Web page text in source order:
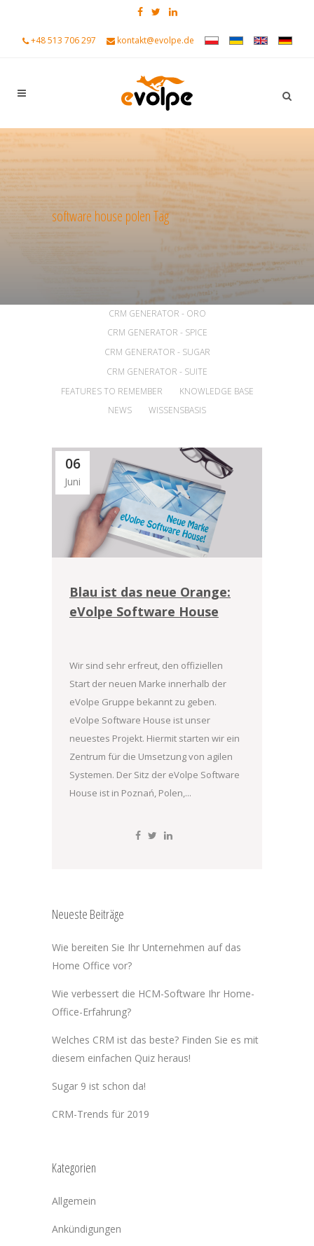
+48 513 706 297 kontakt@evolpe.de
software house polen Tag
ANKÜNDIGUNGEN
CRM GENERATOR - ORO
CRM GENERATOR - SPICE
CRM GENERATOR - SUGAR
CRM GENERATOR - SUITE
FEATURES TO REMEMBER
KNOWLEDGE BASE
NEWS
WISSENSBASIS
06
Juni
Blau ist das neue Orange:
eVolpe Software House
Wir sind sehr erfreut, den offiziellen
Start der neuen Marke innerhalb der
eVolpe Gruppe bekannt zu geben.
eVolpe Software House ist unser
neuestes Projekt. Hiermit starten wir ein
Zentrum für die Umsetzung von agilen
Systemen. Der Sitz der eVolpe Software
House ist in Poznań, Polen,...
Neueste Beiträge
Wie bereiten Sie Ihr Unternehmen auf das
Home Office vor?
Wie verbessert die HCM-Software Ihr Home-
Office-Erfahrung?
Welches CRM ist das beste? Finden Sie es mit
diesem einfachen Quiz heraus!
Sugar 9 ist schon da!
CRM-Trends für 2019
Kategorien
Allgemein
Ankündigungen